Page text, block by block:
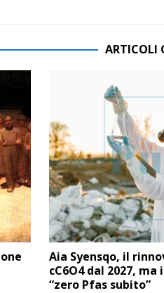
ARTICOLI
Aia Syensqo, il
cC6O4 dal 2027,
“zero Pfas subito”